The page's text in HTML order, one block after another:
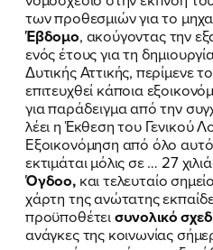
των προθεσμιών για το
Έβδομο, ακούγοντας την
ενός έτους για τη
Δυτικής Αττικής, περίμενε
επιτευχθεί κάποια
για παράδειγμα από την
λέει η Έκθεση του Γενικού
Εξοικονόμηση από όλο
εκτιμάται μόλις σε … 27
Όγδοο,και τελευταίο
χάρτη της ανώτατης
προϋποθέτεισυνολικό
ανάγκες της κοινωνίας